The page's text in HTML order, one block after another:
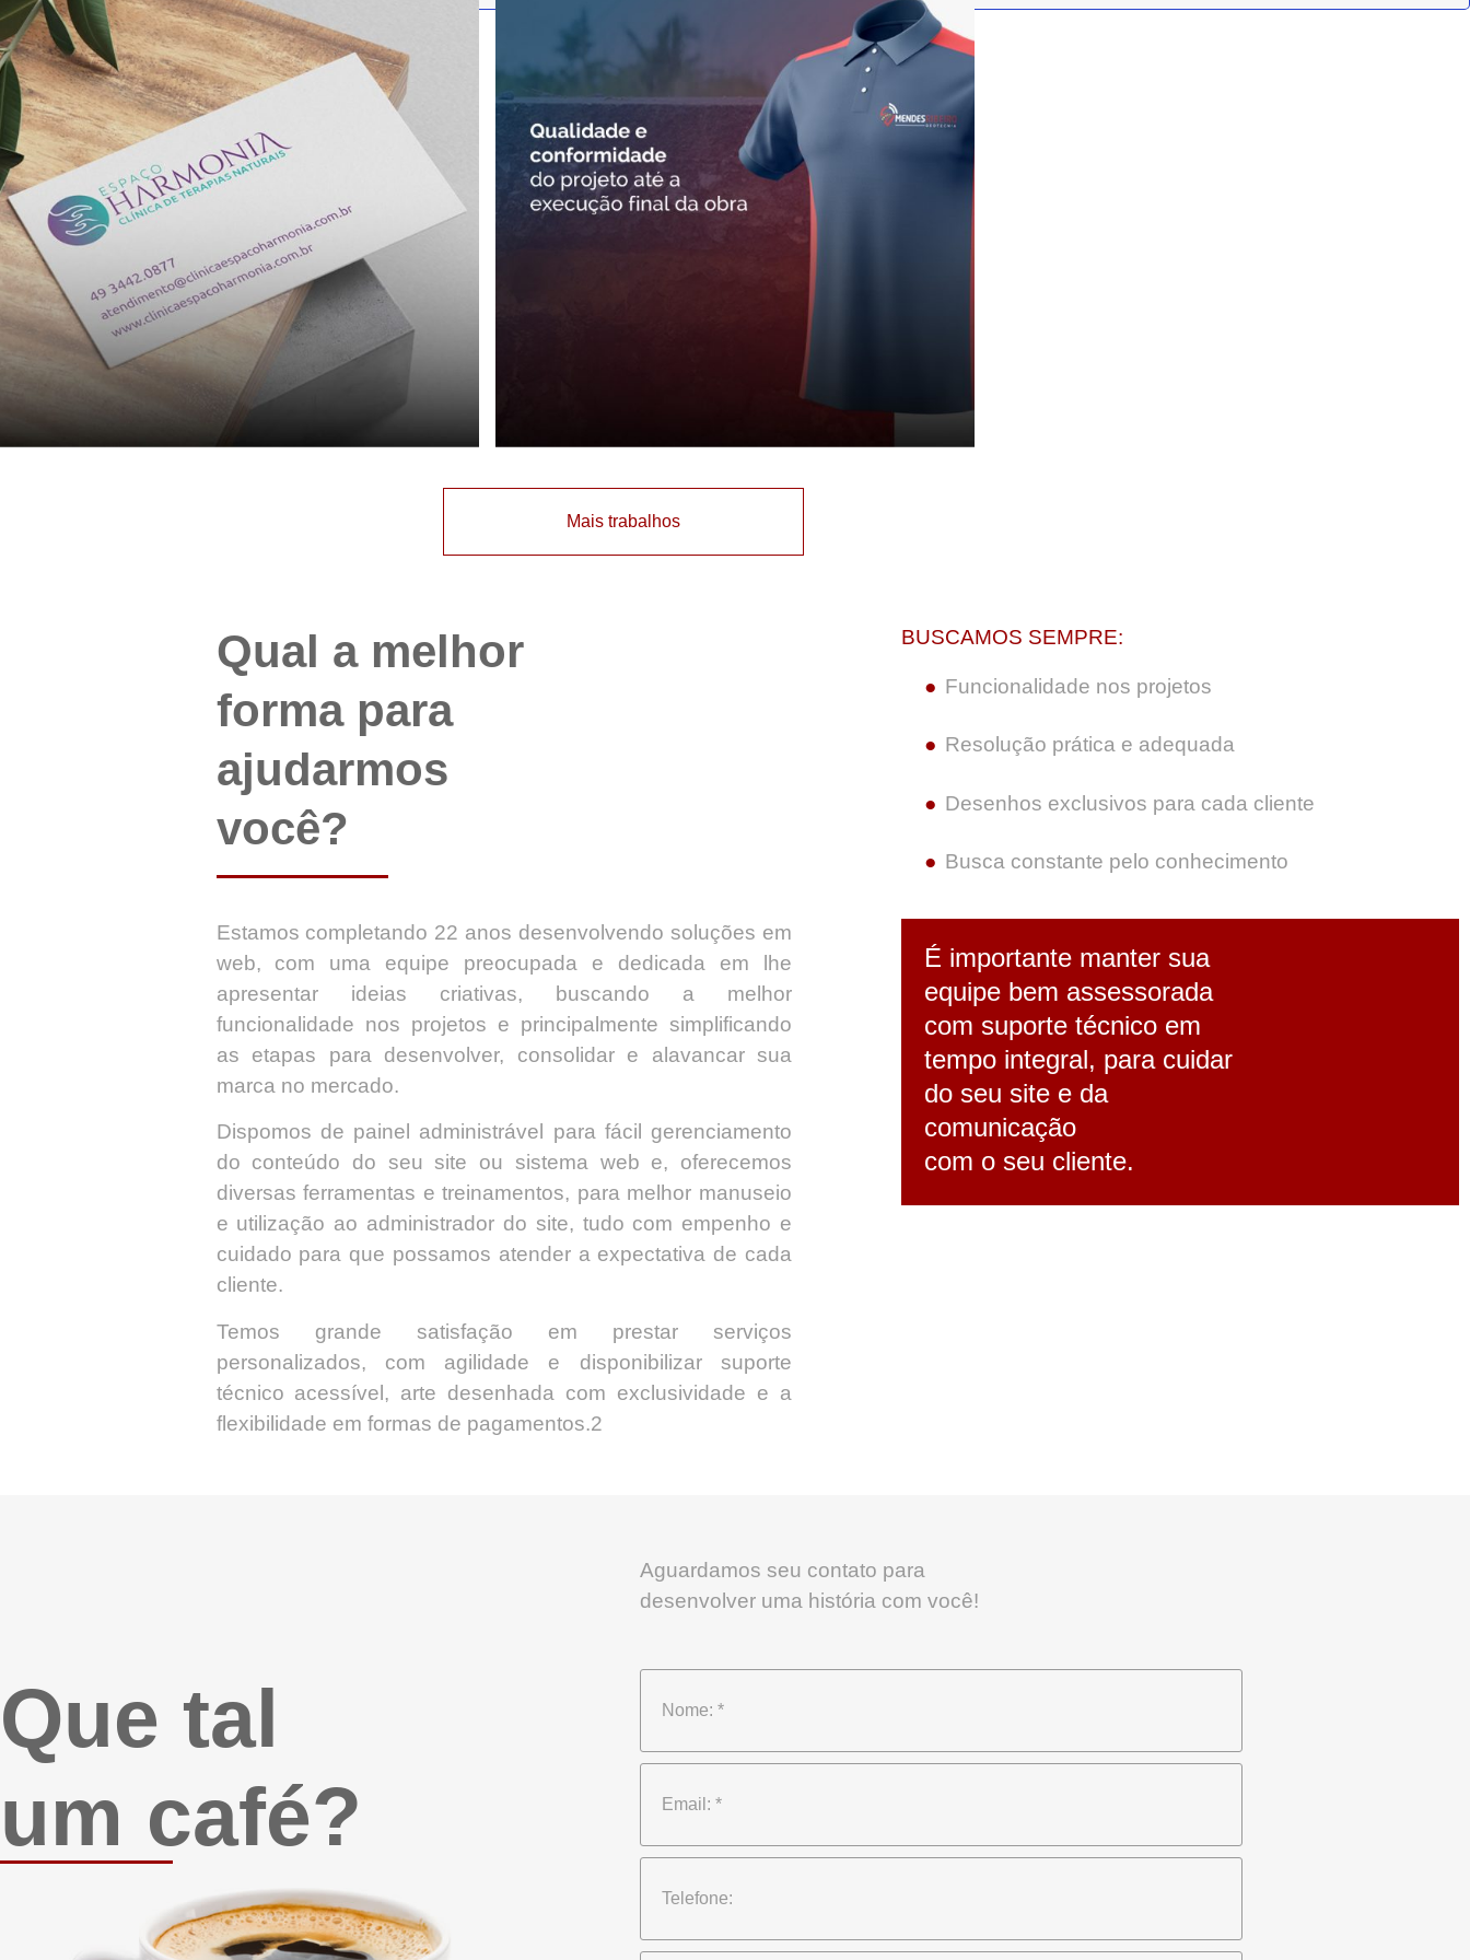
Mais trabalhos
Qual a melhor
forma para
ajudarmos
você?
Estamos completando 22 anos desenvolvendo soluções em
web, com uma equipe preocupada e dedicada em lhe
apresentar ideias criativas, buscando a melhor
funcionalidade nos projetos e principalmente simplificando
as etapas para desenvolver, consolidar e alavancar sua
marca no mercado.
Dispomos de painel administrável para fácil gerenciamento
do conteúdo do seu site ou sistema web e, oferecemos
diversas ferramentas e treinamentos, para melhor manuseio
e utilização ao administrador do site, tudo com empenho e
cuidado para que possamos atender a expectativa de cada
cliente.
Temos grande satisfação em prestar serviços
personalizados, com agilidade e disponibilizar suporte
técnico acessível, arte desenhada com exclusividade e a
flexibilidade em formas de pagamentos.2
BUSCAMOS SEMPRE:
Funcionalidade nos projetos
Resolução prática e adequada
Desenhos exclusivos para cada cliente
Busca constante pelo conhecimento
É importante manter sua
equipe bem assessorada
com suporte técnico em
tempo integral, para cuidar
do seu site e da
comunicação
com o seu cliente.
Que tal
um café?
Aguardamos seu contato para
desenvolver uma história com você!